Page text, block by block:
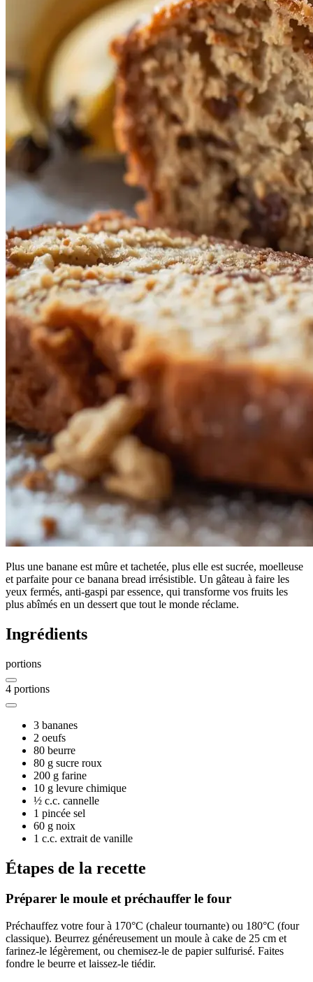
Plus une banane est mûre et tachetée, plus elle est sucrée, moelleuse
et parfaite pour ce banana bread irrésistible. Un gâteau à faire les
yeux fermés, anti-gaspi par essence, qui transforme vos fruits les
plus abîmés en un dessert que tout le monde réclame.
Ingrédients
portions
4 portions
3 bananes
2 oeufs
80 beurre
80 g sucre roux
200 g farine
10 g levure chimique
½ c.c. cannelle
1 pincée sel
60 g noix
1 c.c. extrait de vanille
Étapes de la recette
Préparer le moule et préchauffer le four
Préchauffez votre four à 170°C (chaleur tournante) ou 180°C (four
classique). Beurrez généreusement un moule à cake de 25 cm et
farinez-le légèrement, ou chemisez-le de papier sulfurisé. Faites
fondre le beurre et laissez-le tiédir.